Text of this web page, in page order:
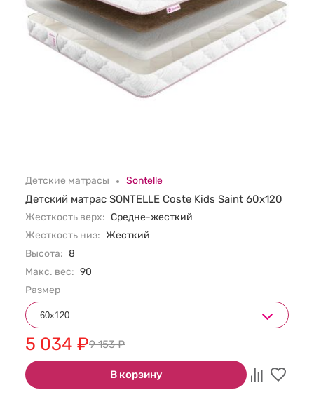
Детские матрасы Sontelle
Детский матрас SONTELLE Coste Kids Saint 60х120
Жесткость верх: Средне-жесткий
Жесткость низ: Жесткий
Высота: 8
Макс. вес: 90
Размер
5 034 ₽9 153₽
В корзину